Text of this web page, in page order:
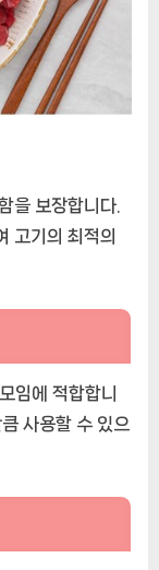
을 보장합니다.
고기의 최적의
임에 적합합니
사용할 수 있으